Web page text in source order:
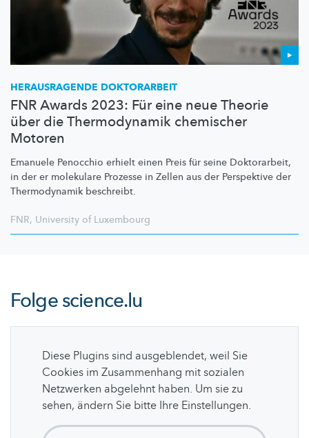
HERAUSRAGENDE DOKTORARBEIT
FNR Awards 2023: Für eine neue Theorie
über die Thermodynamik chemischer
Motoren
Emanuele Penocchio erhielt einen Preis für seine Doktorarbeit,
in der er molekulare Prozesse in Zellen aus der Perspektive der
Thermodynamik beschreibt.
FNR, University of Luxembourg
Folgescience.lu
Diese Plugins sind ausgeblendet, weil Sie
Cookies im Zusammenhang mit sozialen
Netzwerken abgelehnt haben. Um sie zu
sehen, ändern Sie bitte Ihre Einstellungen.